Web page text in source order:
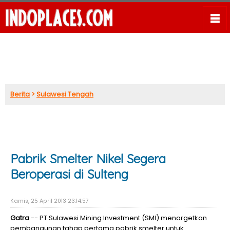
Berita >Sulawesi Tengah
Pabrik Smelter Nikel Segera
Beroperasi di Sulteng
Kamis, 25 April 2013 23:14:57
Gatra-- PT Sulawesi Mining Investment (SMI) menargetkan